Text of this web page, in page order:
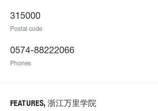
315000
Postal code
0574-88222066
Phones
FEATURES, 浙江万里学院